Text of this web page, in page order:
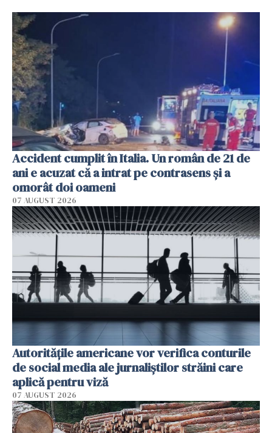
Accident cumplit în Italia. Un român de 21 de
ani e acuzat că a intrat pe contrasens și a
omorât doi oameni
07 AUGUST 2026
Autorităţile americane vor verifica conturile
de social media ale jurnaliştilor străini care
aplică pentru viză
07 AUGUST 2026